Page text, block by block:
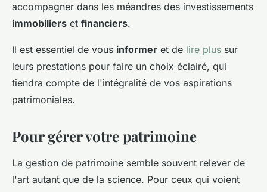
accompagner dans les méandres des investissements
immobiliers et financiers.
Il est essentiel de vous informer et de lire plus sur
leurs prestations pour faire un choix éclairé, qui
tiendra compte de l'intégralité de vos aspirations
patrimoniales.
Pour gérer votre patrimoine
La gestion de patrimoine semble souvent relever de
l'art autant que de la science. Pour ceux qui voient